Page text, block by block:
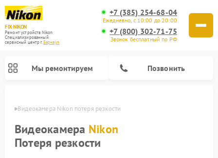
FIX-NIKON
Ремонт устройств Nikon
Специализированный
cервисный центр г.Барнаул
+7 (385) 254-68-04
Ежедневно, с 10:00 до 20:00
+7 (800) 302-71-75
Звонок бесплатный по РФ
Мы ремонтируем Позвонить
Видеокамера Nikon потеря резкости
Видеокамера Nikon
Потеря резкости